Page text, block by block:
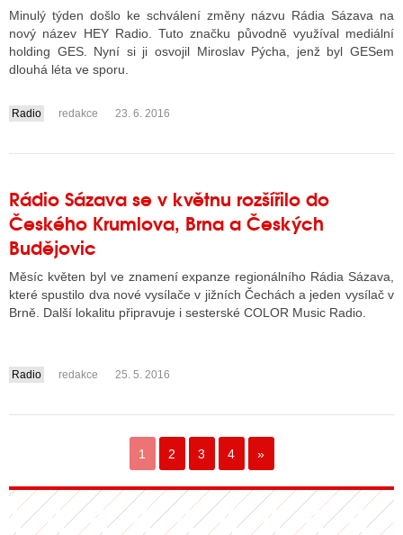
Minulý týden došlo ke schválení změny názvu Rádia Sázava na
nový název HEY Radio. Tuto značku původně využíval mediální
holding GES. Nyní si ji osvojil Miroslav Pýcha, jenž byl GESem
dlouhá léta ve sporu.
....
Radio redakce 23. 6. 2016
Rádio Sázava se v květnu rozšířilo do
Českého Krumlova, Brna a Českých
Budějovic
Měsíc květen byl ve znamení expanze regionálního Rádia Sázava,
které spustilo dva nové vysílače v jižních Čechách a jeden vysílač v
Brně. Další lokalitu připravuje i sesterské COLOR Music Radio.
....
Radio redakce 25. 5. 2016
1 2 3 4 »